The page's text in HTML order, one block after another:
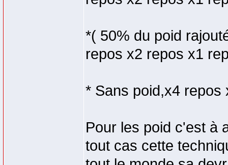
*( 50% du poid
repos x2 repos x1
* Sans poid,x4
Pour les poid c'est à
tout cas cette